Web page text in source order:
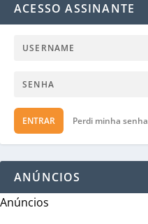
ACESSO ASSINANTE
ENTRAR Perdi minha senha
ANÚNCIOS
Anúncios